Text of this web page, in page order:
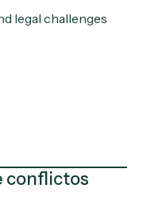
legal challenges
conflictos